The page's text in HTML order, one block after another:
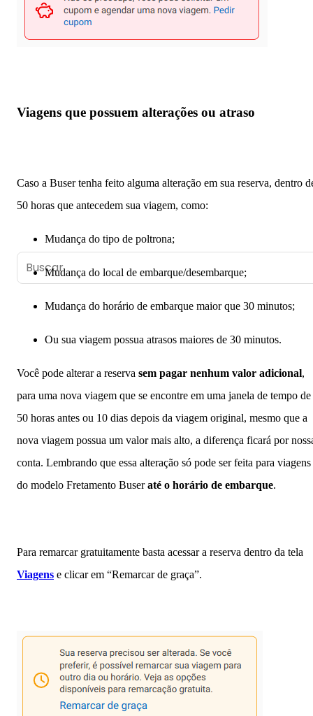
Central de Ajuda
Viagens que possuem alterações ou atraso
Caso a Buser tenha feito alguma alteração em sua reserva, dentro
50 horas que antecedem sua viagem, como:
Mudança do tipo de poltrona;
Mudança do local de embarque/desembarque;
Mudança do horário de embarque maior que 30 minutos;
Ou sua viagem possua atrasos maiores de 30 minutos.
Você pode alterar a reserva sem pagar nenhum valor adicional,
para uma nova viagem que se encontre em uma janela de tempo de
50 horas antes ou 10 dias depois da viagem original, mesmo que a
nova viagem possua um valor mais alto, a diferença ficará por
conta. Lembrando que essa alteração só pode ser feita para viagens
do modelo Fretamento Buseraté o horário de embarque.
Para remarcar gratuitamente basta acessar a reserva dentro da tela
Viagens e clicar em “Remarcar de graça”.